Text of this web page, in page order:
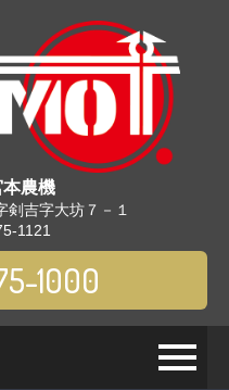
本農機
吉字大坊７－１
1121
1000